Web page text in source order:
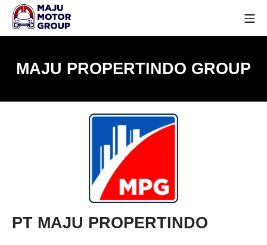
MAJU PROPERTINDO GROUP
PT MAJU PROPERTINDO